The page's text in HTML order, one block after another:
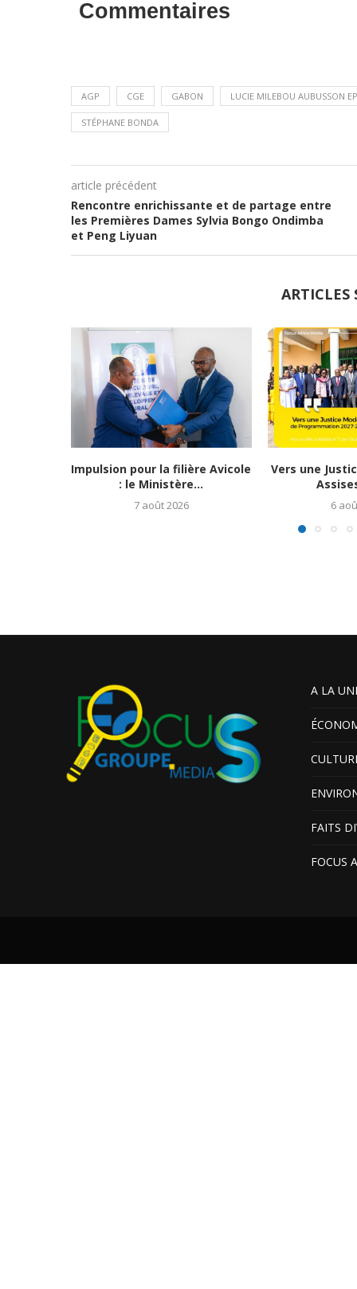
Commentaires
AGP CGE GABON LUCIE MILEBOU AUBUSSON
STÉPHANE BONDA
article précédent
Rencontre enrichissante et de partage entre
les Premières Dames Sylvia Bongo Ondimba
et Peng Liyuan
ARTICLES
Impulsion pour la filière Avicole
: le Ministère...
7 août 2026
Vers une
6
A LA
FAITS
FOCUS